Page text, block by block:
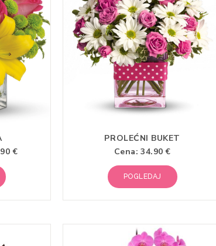
€
PROLEĆNI BUKET
Cena: 34.90 €
POGLEDAJ